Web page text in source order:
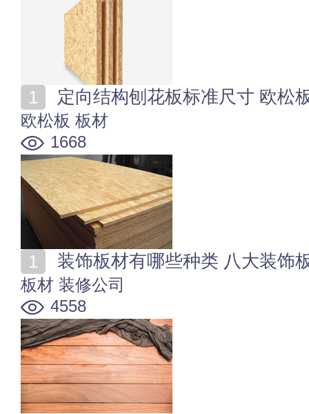
定向结构刨花板标准尺寸 欧松
欧松板 板材
1668
装饰板材有哪些种类 八大装饰
板材 装修公司
4558